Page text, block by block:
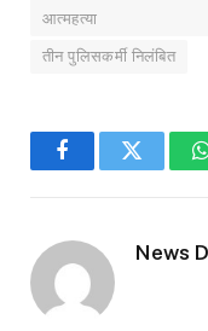
आत्महत्या
तीन पुलिसकर्मी निलंबित
FacebookTwitter
News